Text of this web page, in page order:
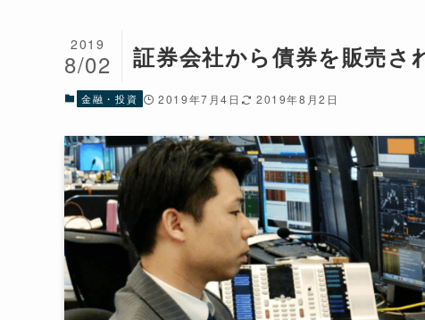
証券会社から債券を販売さ
2019
8/02
金融・投資 2019年7月4日 2019年8月2日